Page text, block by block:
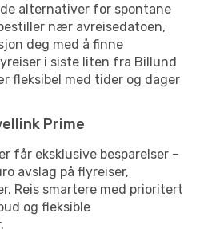
alternativer for spontane
nær avreisedatoen,
deg med å finne
i siste liten fra Billund
fleksibel med tider og dager
Prime
får eksklusive besparelser –
avslag på flyreiser,
Reis smartere med prioritert
og fleksible